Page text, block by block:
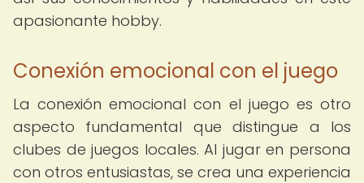
apasionante hobby.
Conexión emocional con el juego
La conexión emocional con el juego es otro
aspecto fundamental que distingue a los
clubes de juegos locales. Al jugar en persona
con otros entusiastas, se crea una experiencia